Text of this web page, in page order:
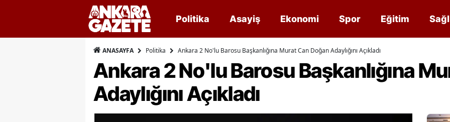
Politika Asayiş Ekonomi Spor Eğitim
ANASAYFA Politika Ankara 2 No'lu Barosu Başkanlığına Murat Can Doğan Adaylığını Açıkladı
Ankara 2 No'lu Barosu Başkanlığına
Adaylığını Açıkladı